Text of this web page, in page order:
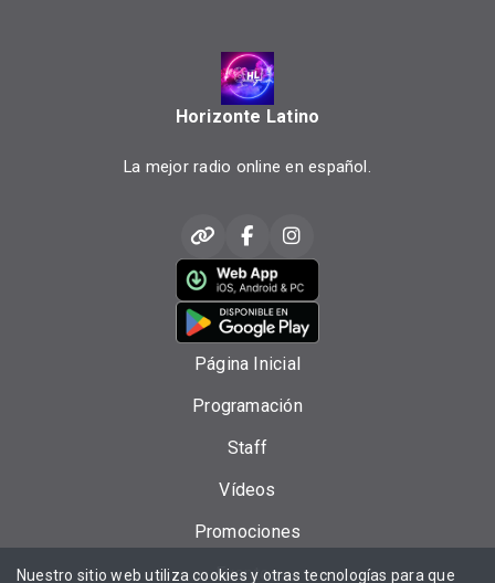
Horizonte Latino
La mejor radio online en español.
Página Inicial
Programación
Staff
Vídeos
Promociones
Eventos
Nuestro sitio web utiliza cookies y otras tecnologías para que